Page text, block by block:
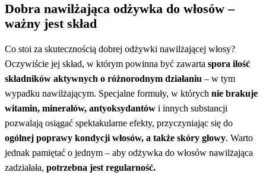
Dobra nawilżająca odżywka do włosów –
ważny jest skład
Co stoi za skutecznością dobrej odżywki nawilżającej włosy?
Oczywiście jej skład, w którym powinna być zawarta spora ilość
składników aktywnych o różnorodnym działaniu – w tym
wypadku nawilżającym. Specjalne formuły, w których nie brakuje
witamin, minerałów, antyoksydantów i innych substancji
pozwalają osiągać spektakularne efekty, przyczyniając się do
ogólnej poprawy kondycji włosów, a także skóry głowy. Warto
jednak pamiętać o jednym – aby odżywka do włosów nawilżająca
zadziałała, potrzebna jest regularność.